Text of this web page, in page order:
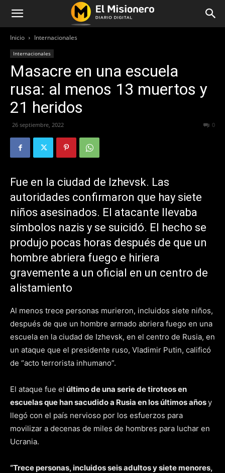
Inicio Internacionales
Internacionales
Masacre en una escuela
rusa: al menos 13 muertos y
21 heridos
26 septiembre, 2022 0
Fue en la ciudad de Izhevsk. Las
autoridades confirmaron que hay siete
niños asesinados. El atacante llevaba
símbolos nazis y se suicidó. El hecho se
produjo pocas horas después de que un
hombre abriera fuego e hiriera
gravemente a un oficial en un centro de
alistamiento
Al menos trece personas murieron, incluidos siete niños,
después de que un hombre armado abriera fuego en una
escuela en la ciudad de Izhevsk, en el centro de Rusia, en
un ataque que el presidente ruso, Vladimir Putin, calificó
de “acto terrorista inhumano”.
El ataque fue el último de una serie de tiroteos en
escuelas que han sacudido a Rusia en los últimos añosy
llegó con el país nervioso por los esfuerzos para
movilizar a decenas de miles de hombres para luchar en
Ucrania.
“Trece personas, incluidos seis adultos y siete menores,